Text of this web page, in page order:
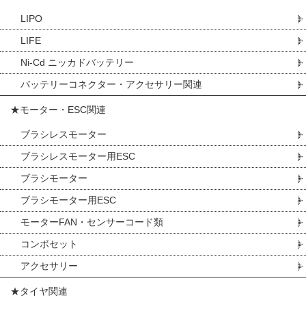
LIPO
LIFE
Ni-Cd ニッカドバッテリー
バッテリーコネクター・アクセサリー関連
★モーター・ESC関連
ブラシレスモーター
ブラシレスモーター用ESC
ブラシモーター
ブラシモーター用ESC
モーターFAN・センサーコード類
コンボセット
アクセサリー
★タイヤ関連